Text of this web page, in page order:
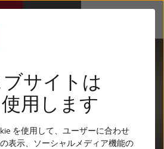
サイトは
用します
を使用して、ユーザーに合わせ
表示、ソーシャルメディア機能の